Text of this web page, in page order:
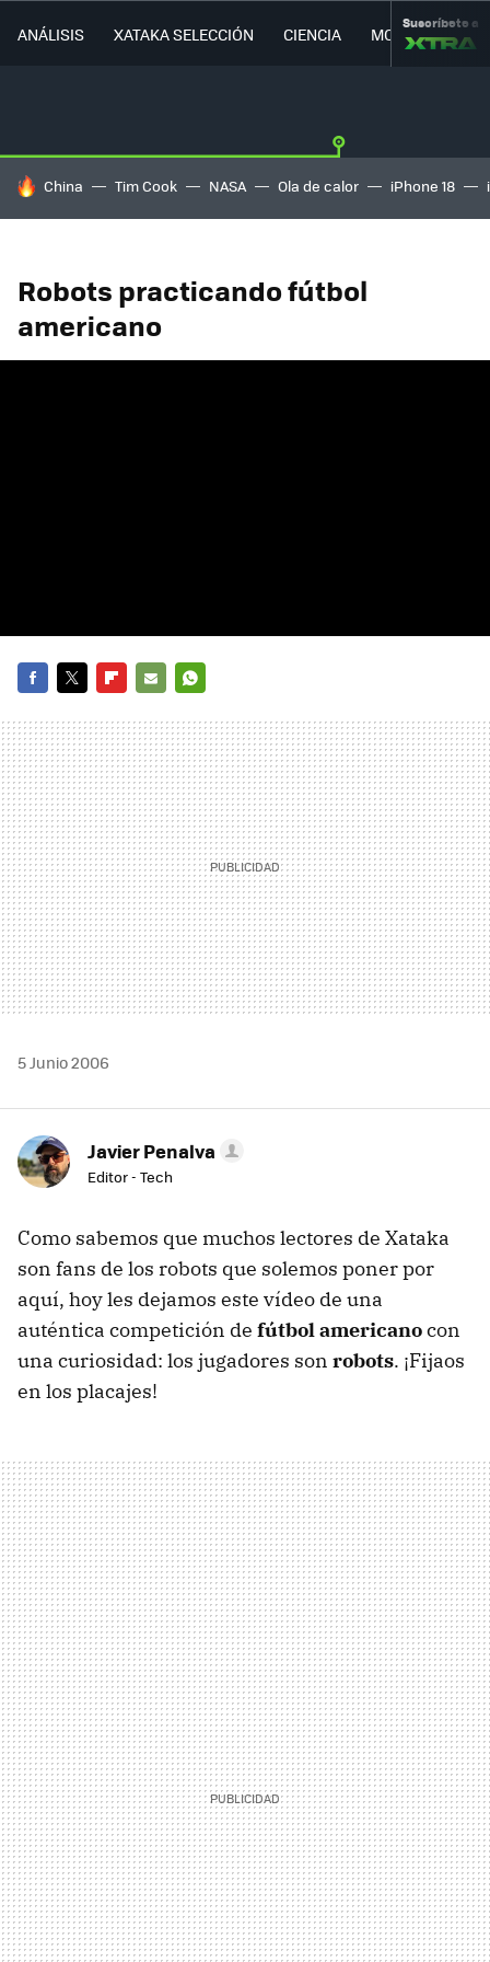
ANÁLISIS XATAKA SELECCIÓN CIENCIA MOVILIDAD
Suscríbete a
HOY SE HABLA DE
China Tim Cook NASA Ola de calor iPhone 18
Robots practicando fútbol
americano
MAIL
5 Junio 2006
Javier Penalva
Editor - Tech
Como sabemos que muchos lectores de Xataka
son fans de los robots que solemos poner por
aquí, hoy les dejamos este vídeo de una
auténtica competición de fútbol americanocon
una curiosidad: los jugadores son robots. ¡Fijaos
en los placajes!